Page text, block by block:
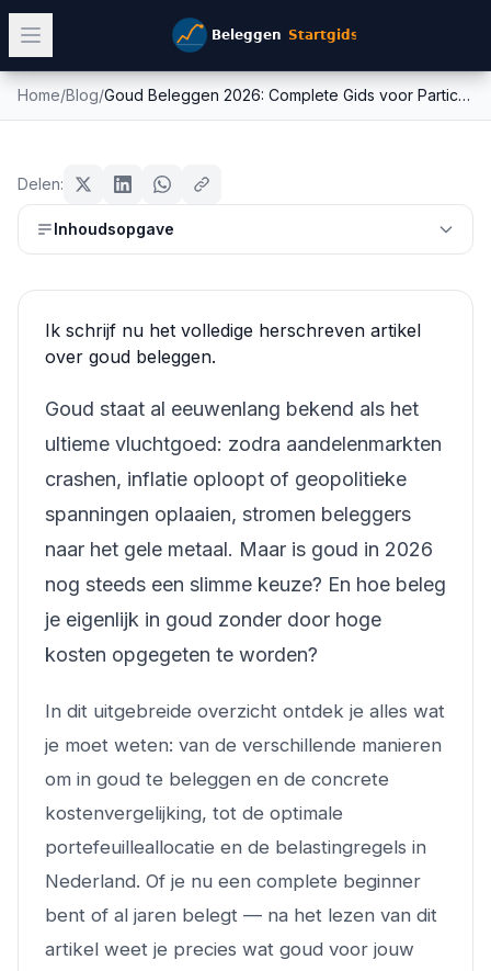
Home/Blog/ Goud Beleggen 2026: Complete Gids voor Particuliere Beleggers
Gids voor Particuliere Beleggers
1 maart 202621min leestijd
Delen:
Inhoudsopgave
Ik schrijf nu het volledige herschreven artikel
over goud beleggen.
Goud staat al eeuwenlang bekend als het
ultieme vluchtgoed: zodra aandelenmarkten
crashen, inflatie oploopt of geopolitieke
spanningen oplaaien, stromen beleggers
naar het gele metaal. Maar is goud in 2026
nog steeds een slimme keuze? En hoe beleg
je eigenlijk in goud zonder door hoge
kosten opgegeten te worden?
In dit uitgebreide overzicht ontdek je alles wat
je moet weten: van de verschillende manieren
om in goud te beleggen en de concrete
kostenvergelijking, tot de optimale
portefeuilleallocatie en de belastingregels in
Nederland. Of je nu een complete beginner
bent of al jaren belegt — na het lezen van dit
artikel weet je precies wat goud voor jouw